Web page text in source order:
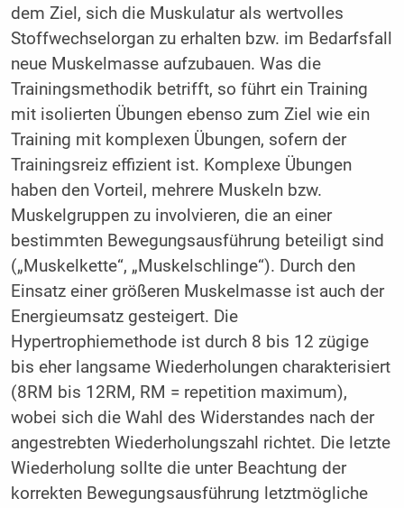
dem Ziel, sich die Muskulatur als wertvolles
Stoffwechselorgan zu erhalten bzw. im Bedarfsfall
neue Muskelmasse aufzubauen. Was die
Trainingsmethodik betrifft, so führt ein Training
mit isolierten Übungen ebenso zum Ziel wie ein
Training mit komplexen Übungen, sofern der
Trainingsreiz effizient ist. Komplexe Übungen
haben den Vorteil, mehrere Muskeln bzw.
Muskelgruppen zu involvieren, die an einer
bestimmten Bewegungsausführung beteiligt sind
(„Muskelkette“, „Muskelschlinge“). Durch den
Einsatz einer größeren Muskelmasse ist auch der
Energieumsatz gesteigert. Die
Hypertrophiemethode ist durch 8 bis 12 zügige
bis eher langsame Wiederholungen charakterisiert
(8RM bis 12RM, RM = repetition maximum),
wobei sich die Wahl des Widerstandes nach der
angestrebten Wiederholungszahl richtet. Die letzte
Wiederholung sollte die unter Beachtung der
korrekten Bewegungsausführung letztmögliche